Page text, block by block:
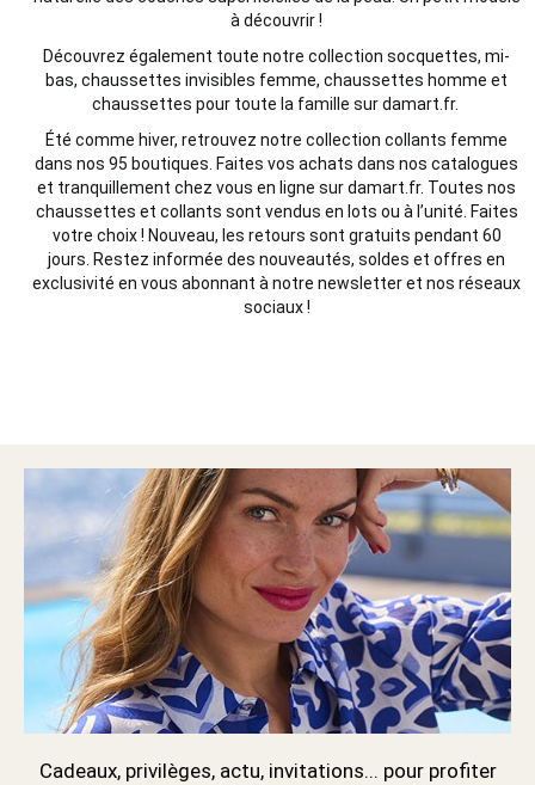
à découvrir !
Découvrez également toute notre collection socquettes, mi-
bas, chaussettes invisibles femme, chaussettes homme et
chaussettes pour toute la famille sur damart.fr.
Été comme hiver, retrouvez notre collection collants femme
dans nos 95 boutiques. Faites vos achats dans nos catalogues
et tranquillement chez vous en ligne sur damart.fr. Toutes nos
chaussettes et collants sont vendus en lots ou à l’unité. Faites
votre choix ! Nouveau, les retours sont gratuits pendant 60
jours. Restez informée des nouveautés, soldes et offres en
exclusivité en vous abonnant à notre newsletter et nos réseaux
sociaux !
Cadeaux, privilèges, actu, invitations... pour profiter